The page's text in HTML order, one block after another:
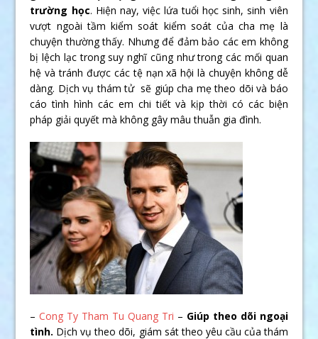
trường học. Hiện nay, việc lứa tuổi học sinh, sinh viên
vượt ngoài tầm kiểm soát kiểm soát của cha mẹ là
chuyện thường thấy. Nhưng để đảm bảo các em không
bị lệch lạc trong suy nghĩ cũng như trong các mối quan
hệ và tránh được các tệ nạn xã hội là chuyện không dễ
dàng. Dịch vụ thám tử sẽ giúp cha mẹ theo dõi và báo
cáo tình hình các em chi tiết và kịp thời có các biện
pháp giải quyết mà không gây mâu thuẫn gia đình.
–Cong Ty Tham Tu Quang Tri – Giúp theo dõi ngoại
tình. Dịch vụ theo dõi, giám sát theo yêu cầu của thám